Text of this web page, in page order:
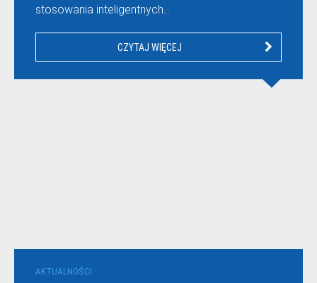
stosowania inteligentnych…
CZYTAJ WIĘCEJ
AKTUALNOŚCI